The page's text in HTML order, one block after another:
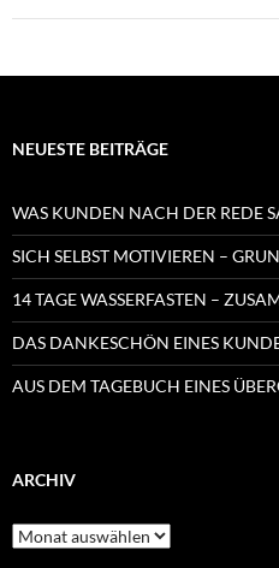
NEUESTE BEITRÄGE
WAS KUNDEN NACH DER REDE
SICH SELBST MOTIVIEREN –
14 TAGE WASSERFASTEN –
DAS DANKESCHÖN EINES
AUS DEM TAGEBUCH EINES
ARCHIV
Archiv